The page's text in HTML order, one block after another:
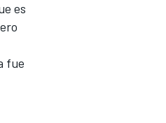
es
fue